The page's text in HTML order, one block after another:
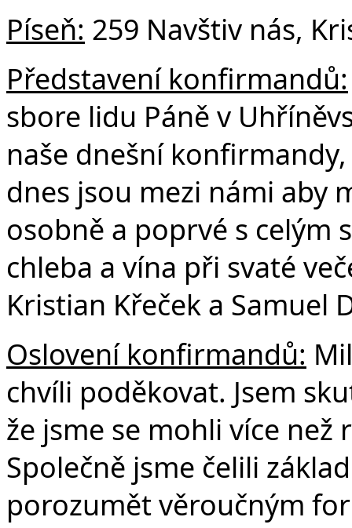
Píseň: 259 Navštiv nás,
Představení konfirmandů:
sbore lidu Páně v
naše dnešní
dnes jsou mezi námi aby
osobně a poprvé s
chleba a vína při svaté
Kristian Křeček a Samuel
Oslovení konfirmandů:
chvíli poděkovat. Jsem
že jsme se mohli více
Společně jsme čelili
porozumět věroučným